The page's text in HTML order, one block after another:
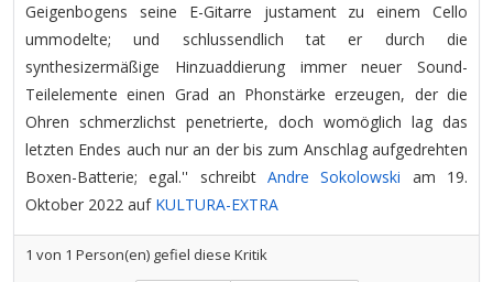
Geigenbogens seine E-Gitarre justament zu einem Cello
ummodelte; und schlussendlich tat er durch die
synthesizermäßige Hinzuaddierung immer neuer Sound-
Teilelemente einen Grad an Phonstärke erzeugen, der die
Ohren schmerzlichst penetrierte, doch womöglich lag das
letzten Endes auch nur an der bis zum Anschlag aufgedrehten
Boxen-Batterie; egal.'' schreibt Andre Sokolowski am 19.
Oktober 2022 auf KULTURA-EXTRA
1 von 1 Person(en) gefiel diese Kritik